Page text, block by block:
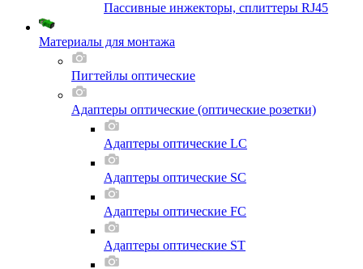
Пассивные инжекторы, сплиттеры RJ45
Материалы для монтажа
Пигтейлы оптические
Адаптеры оптические (оптические розетки)
Адаптеры оптические LC
Адаптеры оптические SC
Адаптеры оптические FC
Адаптеры оптические ST